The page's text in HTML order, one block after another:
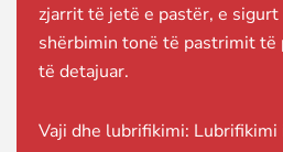
zjarrit të jetë e pastër, e
shërbimin tonë të pastrimit
të detajuar.
Vaji dhe lubrifikimi: Lubrifikimi